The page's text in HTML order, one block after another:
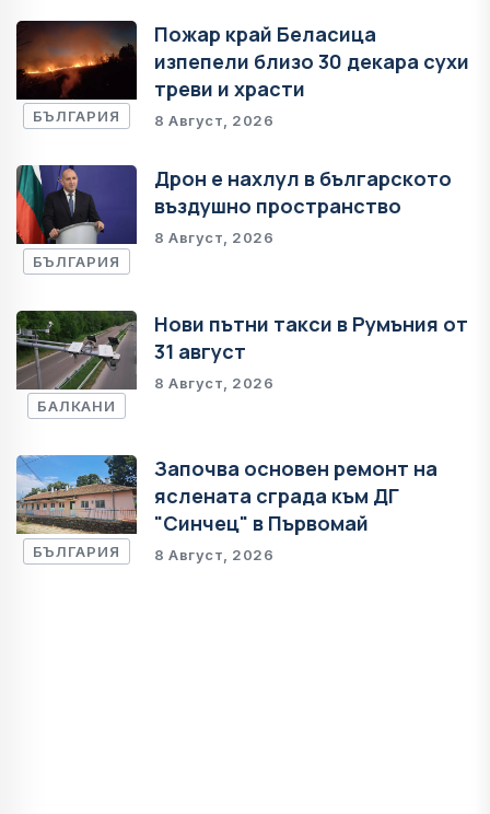
БЪЛГАРИЯ
Пожар край Беласица
изпепели близо 30 декара сухи
треви и храсти
8 Август, 2026
БЪЛГАРИЯ
Дрон е нахлул в българското
въздушно пространство
8 Август, 2026
БАЛКАНИ
Нови пътни такси в Румъния от
31 август
8 Август, 2026
БЪЛГАРИЯ
Започва основен ремонт на
яслената сграда към ДГ
"Синчец" в Първомай
8 Август, 2026